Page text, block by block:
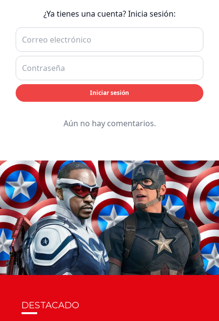
¿Ya tienes una cuenta? Inicia sesión:
Iniciar sesión
Aún no hay comentarios.
DESTACADO